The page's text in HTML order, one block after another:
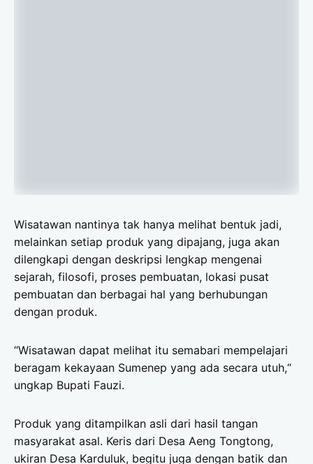
Wisatawan nantinya tak hanya melihat bentuk jadi,
melainkan setiap produk yang dipajang, juga akan
dilengkapi dengan deskripsi lengkap mengenai
sejarah, filosofi, proses pembuatan, lokasi pusat
pembuatan dan berbagai hal yang berhubungan
dengan produk.
“Wisatawan dapat melihat itu semabari mempelajari
beragam kekayaan Sumenep yang ada secara utuh,“
ungkap Bupati Fauzi.
Produk yang ditampilkan asli dari hasil tangan
masyarakat asal. Keris dari Desa Aeng Tongtong,
ukiran Desa Karduluk, begitu juga dengan batik dan